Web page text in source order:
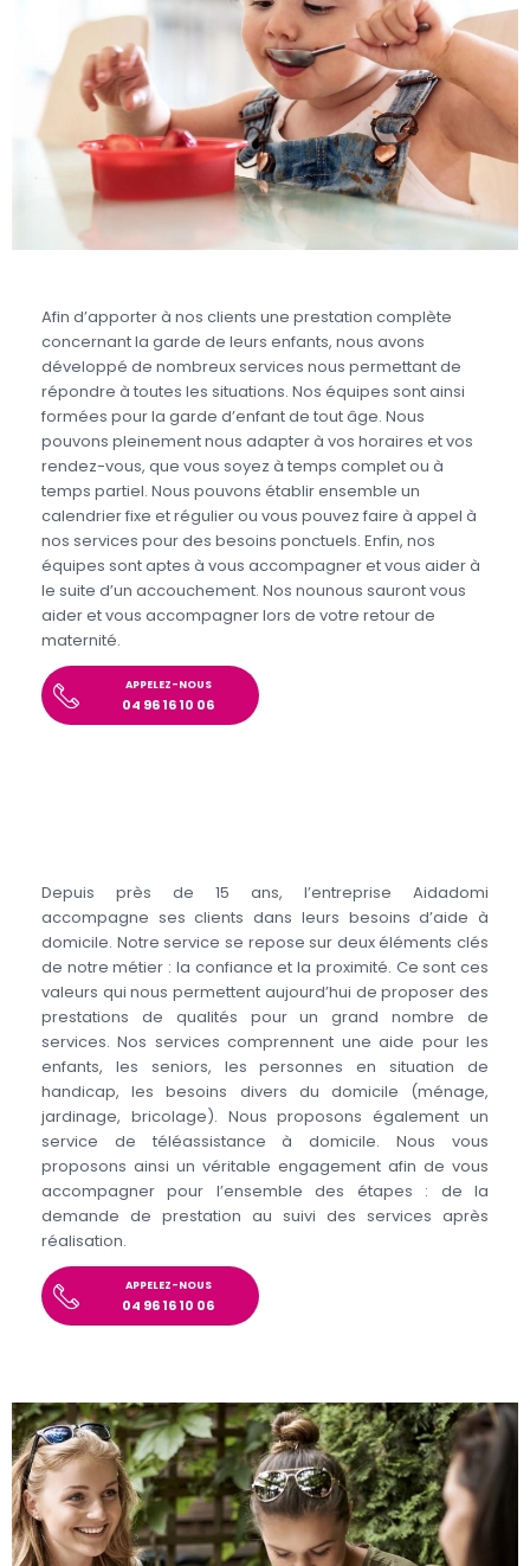
Afin d’apporter à nos clients une prestation complète
concernant la garde de leurs enfants, nous avons
développé de nombreux services nous permettant de
répondre à toutes les situations. Nos équipes sont ainsi
formées pour la garde d’enfant de tout âge. Nous
pouvons pleinement nous adapter à vos horaires et vos
rendez-vous, que vous soyez à temps complet ou à
temps partiel. Nous pouvons établir ensemble un
calendrier fixe et régulier ou vous pouvez faire à appel à
nos services pour des besoins ponctuels. Enfin, nos
équipes sont aptes à vous accompagner et vous aider à
le suite d’un accouchement. Nos nounous sauront vous
aider et vous accompagner lors de votre retour de
maternité.
APPELEZ-NOUS
04 96 16 10 06
Depuis près de 15 ans, l’entreprise Aidadomi
accompagne ses clients dans leurs besoins d’aide à
domicile. Notre service se repose sur deux éléments clés
de notre métier : la confiance et la proximité. Ce sont ces
valeurs qui nous permettent aujourd’hui de proposer des
prestations de qualités pour un grand nombre de
services. Nos services comprennent une aide pour les
enfants, les seniors, les personnes en situation de
handicap, les besoins divers du domicile (ménage,
jardinage, bricolage). Nous proposons également un
service de téléassistance à domicile. Nous vous
proposons ainsi un véritable engagement afin de vous
accompagner pour l’ensemble des étapes : de la
demande de prestation au suivi des services après
réalisation.
APPELEZ-NOUS
04 96 16 10 06